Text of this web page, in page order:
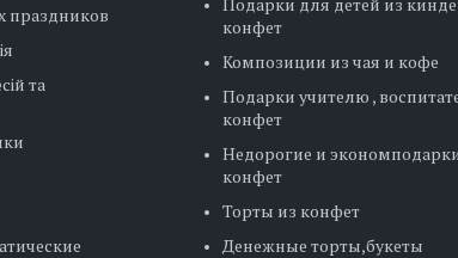
праздников
та
конфет
Композиции из чая и кофе
Подарки учителю ,
конфет
Недорогие и
конфет
Торты из конфет
Денежные торты,букеты